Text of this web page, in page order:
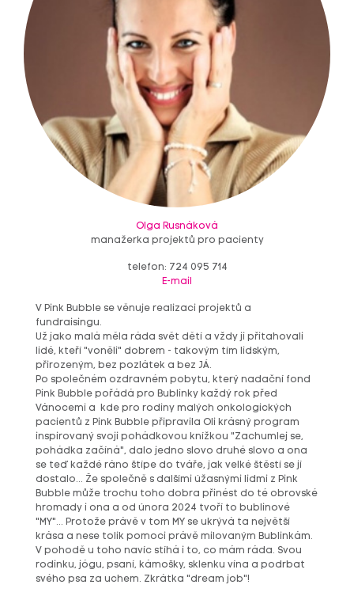
Olga Rusnáková
manažerka projektů pro pacienty
telefon: 724 095 714
E-mail
V Pink Bubble se věnuje realizaci projektů a
fundraisingu.
Už jako malá měla ráda svět dětí a vždy ji přitahovali
lidé, kteří "voněli" dobrem - takovým tím lidským,
přirozeným, bez pozlátek a bez JÁ.
Po společném ozdravném pobytu, který nadační fond
Pink Bubble pořádá pro Bublinky každý rok před
Vánocemi a kde pro rodiny malých onkologických
pacientů z Pink Bubble připravila Oli krásný program
inspirovaný svoji pohádkovou knížkou "Zachumlej se,
pohádka začíná", dalo jedno slovo druhé slovo a ona
se teď každé ráno štípe do tváře, jak velké štěstí se jí
dostalo... Že společně s dalšími úžasnými lidmi z Pink
Bubble může trochu toho dobra přinést do té obrovské
hromady i ona a od února 2024 tvoří to bublinové
"MY"... Protože právě v tom MY se ukrývá ta největší
krása a nese tolik pomoci právě milovaným Bublinkám.
V pohodě u toho navíc stíhá i to, co mám ráda. Svou
rodinku, jógu, psaní, kámošky, sklenku vína a podrbat
svého psa za uchem. Zkrátka "dream job"!